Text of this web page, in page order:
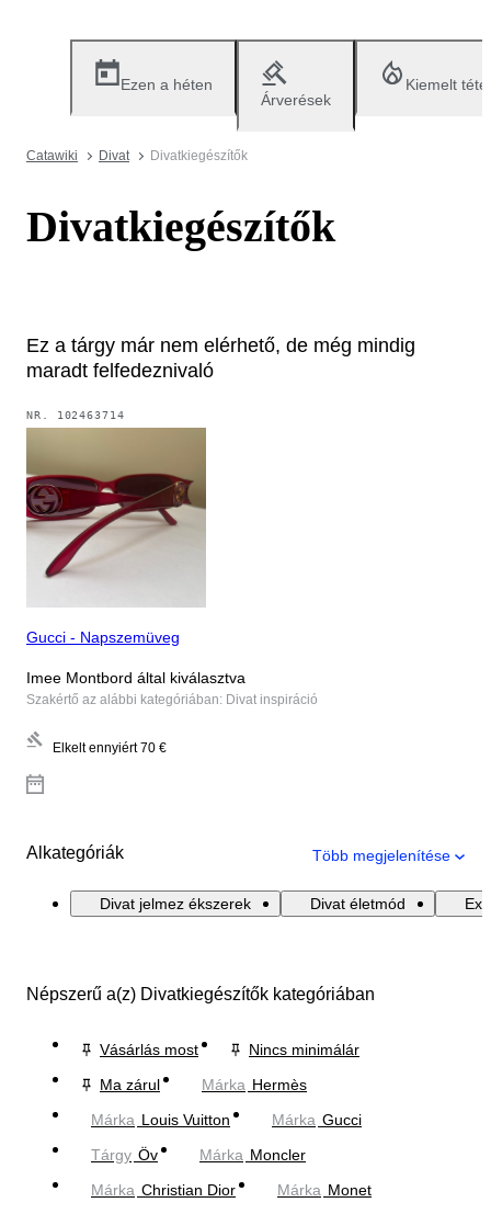
Ezen a héten
Árverések
Kiemelt
Catawiki Divat Divatkiegészítők
Divatkiegészítők
Ez a tárgy már nem elérhető, de még mindig
maradt felfedeznivaló
NR. 102463714
Gucci - Napszemüveg
Imee Montbord által kiválasztva
Szakértő az alábbi kategóriában: Divat inspiráció
Elkelt ennyiért 70 €
Alkategóriák Több megjelenítése
Divat jelmez ékszerek Divat életmód
Népszerű a(z) Divatkiegészítők kategóriában
Vásárlás most
Nincs minimálár
Ma zárul
Márka Hermès
Márka Louis Vuitton Márka Gucci
Tárgy Öv Márka Moncler
Márka Christian Dior Márka Monet